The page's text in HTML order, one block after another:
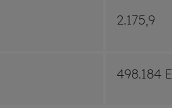
2.175,9
498.184